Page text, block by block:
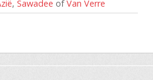
, Sawadee ofVan Verre